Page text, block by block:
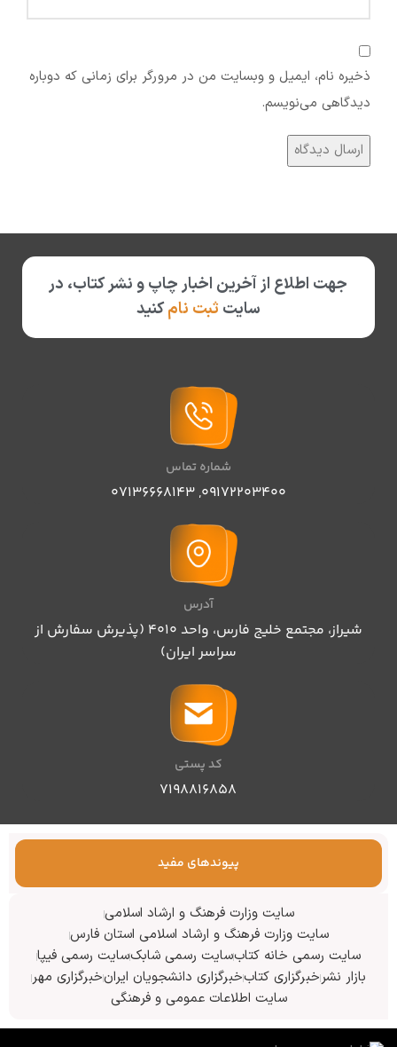
ذخیره نام، ایمیل و وبسایت من در مرورگر برای زمانی که دوباره
دیدگاهی می‌نویسم.
جهت اطلاع از آخرین اخبار چاپ و نشر کتاب، در
سایت ثبت نامکنید
شماره تماس
09172203400
,
07136668143
آدرس
شیراز، مجتمع خلیج فارس، واحد ۴۰۱۰ (پذیرش سفارش از
سراسر ایران)
کد پستی
۷۱۹۸۸۱۶۸۵۸
پیوندهای مفید
سایت وزارت فرهنگ و ارشاد اسلامی
سایت وزارت فرهنگ و ارشاد اسلامی استان فارس
سایت رسمی خانه کتابسایت رسمی شابکسایت رسمی فیپا
بازار نشرخبرگزاری کتابخبرگزاری دانشجویان ایرانخبرگزاری مهر
سایت اطلاعات عمومی و فرهنگی